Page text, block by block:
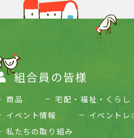
組合員の皆様
商品
宅配・福祉・くらし
イベント情報
イベントレ
私たちの取り組み